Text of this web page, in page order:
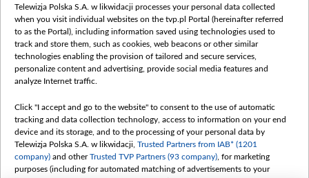
Категорії
Новини
Докладно
Погляд
Цікаво
Slawa.tv
Telewizja Polska S.A. w likwidacji processes your personal data collected
when you visit individual websites on the tvp.pl Portal (hereinafter referred
to as the Portal), including information saved using technologies used to
track and store them, such as cookies, web beacons or other similar
technologies enabling the provision of tailored and secure services,
personalize content and advertising, provide social media features and
analyze Internet traffic.
Click "I accept and go to the website" to consent to the use of automatic
tracking and data collection technology, access to information on your end
device and its storage, and to the processing of your personal data by
Telewizja Polska S.A. w likwidacji, Trusted Partners from IAB* (1201
company) and otherTrusted TVP Partners (93 company) , for marketing
purposes (including for automated matching of advertisements to your